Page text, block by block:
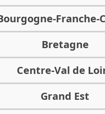
Franche-
Bretagne
Centre-Val de
Grand Est